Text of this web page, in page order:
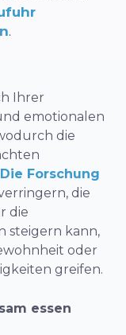
.
Ihrer
emotionalen
die
Die Forschung
die
die
steigern kann,
oder
greifen.
essen